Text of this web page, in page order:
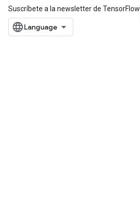
Suscríbete a la newsletter de TensorFlow